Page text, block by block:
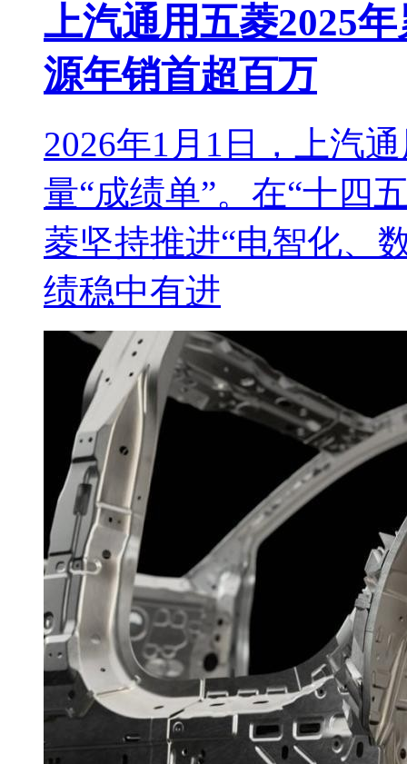
上汽通用五菱2025
源年销首超百万
2026年1月1日，上汽
量“成绩单”。在“十四
菱坚持推进“电智化、
绩稳中有进